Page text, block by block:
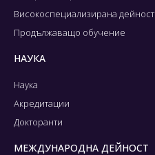
Високоспециализирана дейност
Продължаващо обучение
НАУКА
Наука
Акредитации
Докторанти
МЕЖДУНАРОДНА ДЕЙНОСТ